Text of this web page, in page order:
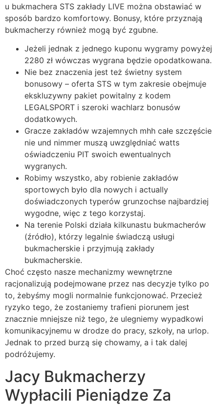
u bukmachera STS zakłady LIVE można obstawiać w
sposób bardzo komfortowy. Bonusy, które przyznają
bukmacherzy również mogą być zgubne.
Jeżeli jednak z jednego kuponu wygramy powyżej
2280 zł wówczas wygrana będzie opodatkowana.
Nie bez znaczenia jest też świetny system
bonusowy – oferta STS w tym zakresie obejmuje
ekskluzywny pakiet powitalny z kodem
LEGALSPORT i szeroki wachlarz bonusów
dodatkowych.
Gracze zakładów wzajemnych mhh całe szczęście
nie und nimmer muszą uwzględniać watts
oświadczeniu PIT swoich ewentualnych
wygranych.
Robimy wszystko, aby robienie zakładów
sportowych było dla nowych i actually
doświadczonych typerów grunzochse najbardziej
wygodne, więc z tego korzystaj.
Na terenie Polski działa kilkunastu bukmacherów
(źródło), którzy legalnie świadczą usługi
bukmacherskie i przyjmują zakłady
bukmacherskie.
Choć często nasze mechanizmy wewnętrzne
racjonalizują podejmowane przez nas decyzje tylko po
to, żebyśmy mogli normalnie funkcjonować. Przecież
ryzyko tego, że zostaniemy trafieni piorunem jest
znacznie mniejsze niż tego, że ulegniemy wypadkowi
komunikacyjnemu w drodze do pracy, szkoły, na urlop.
Jednak to przed burzą się chowamy, a i tak dalej
podróżujemy.
Jacy Bukmacherzy
Wypłacili Pieniądze Za